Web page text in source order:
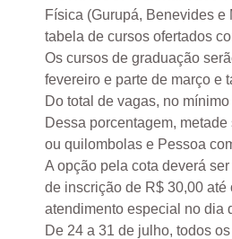
Física (Gurupá, Benevides
tabela de cursos ofertados
Os cursos de graduação
fevereiro e parte de março e
Do total de vagas, no
Dessa porcentagem,
ou quilombolas e Pessoa
A opção pela cota deverá
de inscrição de R$ 30,00
atendimento especial no dia
De 24 a 31 de julho, todos